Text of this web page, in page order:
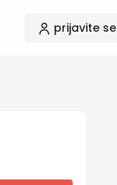
prijavite se